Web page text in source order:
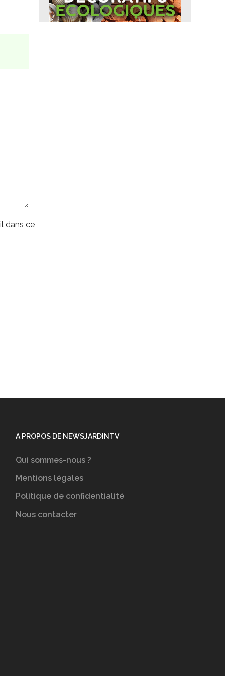
dans ce
A PROPOS DE NEWSJARDINTV
Qui sommes-nous ?
Mentions légales
Politique de confidentialité
Nous contacter